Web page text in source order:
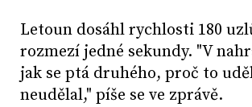
Letoun dosáhl rychlosti 180
rozmezí jedné sekundy. "V
jak se ptá druhého, proč to
neudělal," píše se ve zprávě.